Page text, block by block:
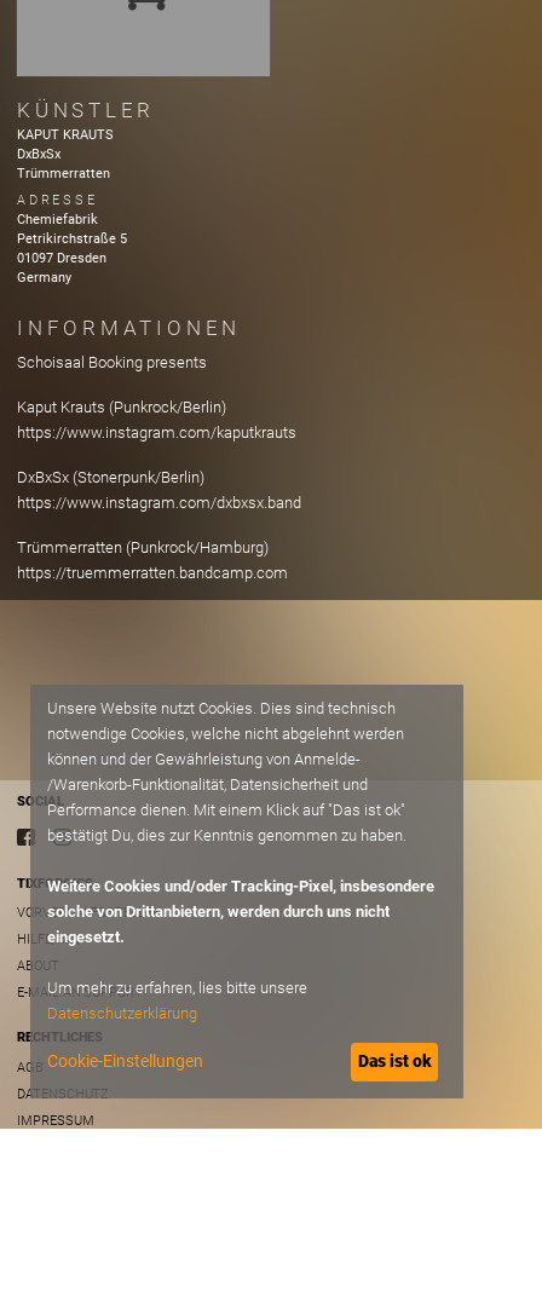
KÜNSTLER
KAPUT KRAUTS
DxBxSx
Trümmerratten
ADRESSE
Chemiefabrik
Petrikirchstraße 5
01097 Dresden
Germany
INFORMATIONEN
Schoisaal Booking presents
Kaput Krauts (Punkrock/Berlin)
https://www.instagram.com/kaputkrauts
DxBxSx (Stonerpunk/Berlin)
https://www.instagram.com/dxbxsx.band
Trümmerratten (Punkrock/Hamburg)
https://truemmerratten.bandcamp.com
SOCIAL
TIXFORGIGS
VORVERKAUFSSTELLEN
HILFE/FAQ
ABOUT
E-MAIL AN SUPPORT
RECHTLICHES
AGB
DATENSCHUTZ
IMPRESSUM
Unsere Website nutzt Cookies. Dies sind technisch
notwendige Cookies, welche nicht abgelehnt werden
können und der Gewährleistung von Anmelde-
/Warenkorb-Funktionalität, Datensicherheit und
Performance dienen. Mit einem Klick auf "Das ist ok"
bestätigt Du, dies zur Kenntnis genommen zu haben.
Weitere Cookies und/oder Tracking-Pixel, insbesondere
solche von Drittanbietern, werden durch uns nicht
eingesetzt.
Um mehr zu erfahren, lies bitte unsere
Datenschutzerklärung
Cookie-Einstellungen Das ist ok